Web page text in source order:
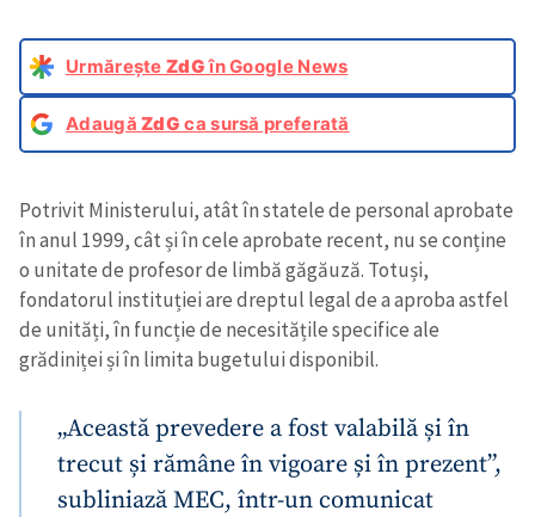
Urmărește ZdGîn Google News
AdaugăZdG ca sursă preferată
Potrivit Ministerului, atât în statele de personal aprobate
în anul 1999, cât și în cele aprobate recent, nu se conține
o unitate de profesor de limbă găgăuză. Totuși,
fondatorul instituției are dreptul legal de a aproba astfel
de unități, în funcție de necesitățile specifice ale
grădiniței și în limita bugetului disponibil.
„Această prevedere a fost valabilă și în
trecut și rămâne în vigoare și în prezent”,
subliniază MEC, într-un comunicat